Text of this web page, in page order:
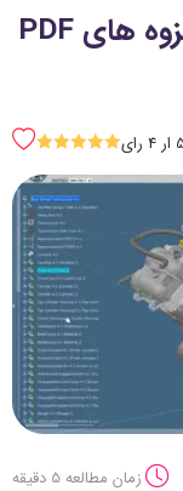
دانلود رایگان ۶ تا از بهترین جزوه های PDF
SSSSS
زمان مطالعه 5 دقیقه